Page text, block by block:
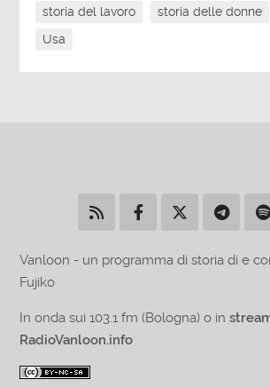
storia del lavoro
storia delle donne
Usa
Vanloon - un programma di storia di e
Fujiko
In onda sui 103.1 fm (Bologna) o in
RadioVanloon.info